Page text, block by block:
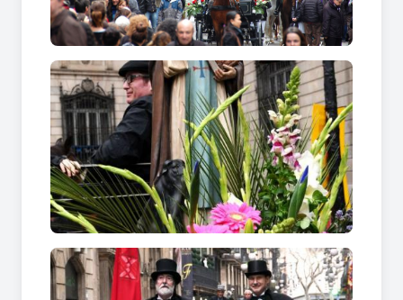
fins a casa del guanyador i lluïa tota la setmana
en el seu balcó. El dia de Sant Antoni la cavalcada
sortia des d’aquest domicili, obrint la comitiva
tres genets.
Abans de la desaparició del barri de La Ribera
(1715) la comitiva s’encaminava a l’església del
convent de Santa Clara, el qual estaria ubicat on
actualment hi ha la plaça davant del Parlament
de Catalunya, en la Ciutadella. Aquesta visita era
deguda a que segons la tradició va ser en aquest
indret on Sant Antoni va saltar del núvol que